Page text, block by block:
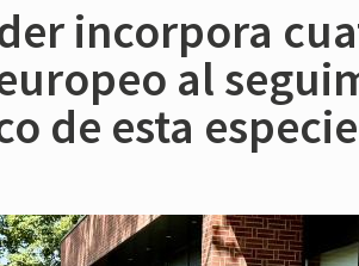
incorpora
al
de esta especie